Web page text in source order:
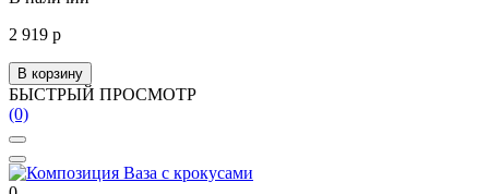
2 919 р
В корзину
БЫСТРЫЙ ПРОСМОТР
(0)